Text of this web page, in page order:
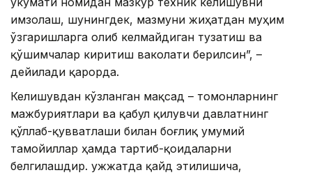
имзолаш, шунингдек, мазмуни жиҳатдан муҳим
ўзгаришларга олиб келмайдиган тузатиш ва
қўшимчалар киритиш ваколати берилсин”, –
дейилади қарорда.
Келишувдан кўзланган мақсад – томонларнинг
мажбуриятлари ва қабул қилувчи давлатнинг
қўллаб-қувватлаши билан боғлиқ умумий
тамойиллар ҳамда тартиб-қоидаларни
белгилашдир. Ҳужжатда қайд этилишича,